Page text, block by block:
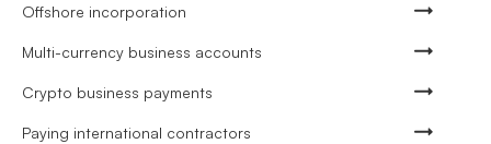
Offshore incorporation
Multi-currency business accounts
Crypto business payments
Paying international contractors